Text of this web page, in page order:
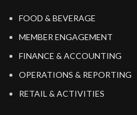
FOOD & BEVERAGE
MEMBER ENGAGEMENT
FINANCE & ACCOUNTING
OPERATIONS & REPORTING
RETAIL & ACTIVITIES